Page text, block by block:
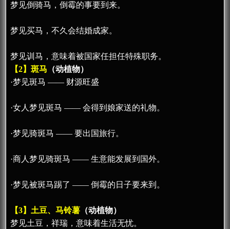
梦见倒骑马，倒霉的事要到来。
梦见买马，不久会结婚成家。
梦见训马，意味着被国家任担任特殊职务。
【2】斑马 （动植物）
·梦见斑马 —— 财源旺盛
·女人梦见斑马 —— 会得到娘家送的礼物。
·梦见骑斑马 —— 要出国旅行。
·商人梦见骑斑马 —— 生意能发展到国外。
·梦见被斑马踢了 —— 倒霉的日子要来到。
【3】土豆、马铃薯 （动植物）
梦见土豆，祥瑞，意味着生活无忧。